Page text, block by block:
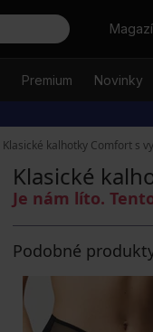
Hledat
Premium Novinky
Klasické kalhotky Comfort s
Klasické
Je nám líto.
Podobné